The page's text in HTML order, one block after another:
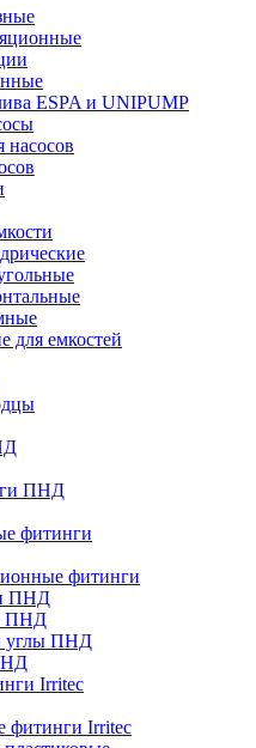
ESPA и UNIPUMP
насосов
для емкостей
ПНД
фитинги
фитинги
ПНД
ПНД
углы ПНД
Irritec
фитинги Irritec